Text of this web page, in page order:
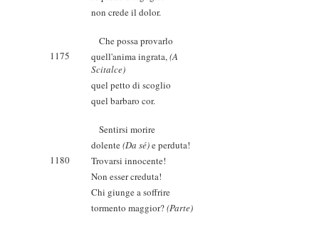
non crede il dolor.
Che possa provarlo
1175
quell'anima ingrata,(A
Scitalce)
quel petto di scoglio
quel barbaro cor.
Sentirsi morire
dolente(Da sé)e perduta!
1180
Trovarsi innocente!
Non esser creduta!
Chi giunge a soffrire
tormento maggior?(Parte)